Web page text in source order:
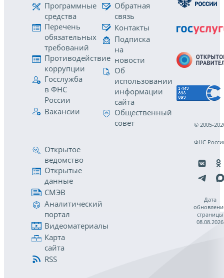
Программные
средства
Перечень
обязательных
требований
Противодействие
коррупции
Госслужба
в ФНС
России
Вакансии
Обратная
связь
Контакты
Подписка
на
новости
Об
использовании
информации
сайта
Общественный
совет
Открытое
ведомство
Открытые
данные
СМЭВ
Аналитический
портал
Видеоматериалы
Карта
сайта
RSS
© 2005-
ФНС
Дата
страницы
08.08.2026